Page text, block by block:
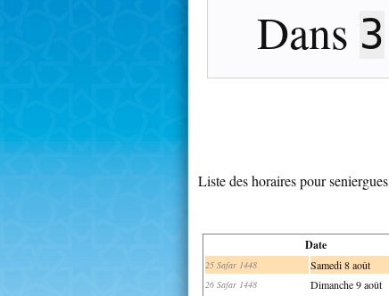
Dans 3
Liste des horaires pour seniergues
Date
25 Safar 1448 Samedi 8 août
26 Safar 1448 Dimanche 9 août